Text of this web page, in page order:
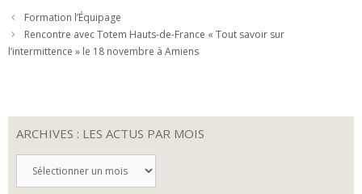
Formation l’Équipage
Rencontre avec Totem Hauts-de-France « Tout savoir sur
l’intermittence » le 18 novembre à Amiens
ARCHIVES : LES ACTUS PAR MOIS
LES